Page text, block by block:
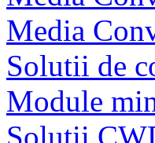
Media
Solutii de
Module
Solutii